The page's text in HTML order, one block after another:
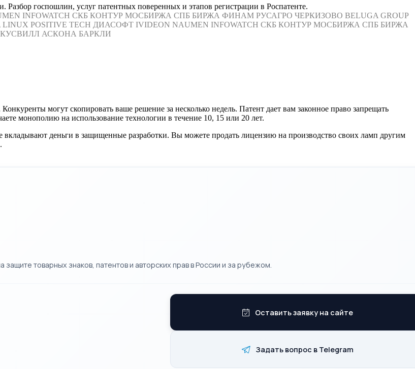
госпошлин, услуг патентных поверенных и этапов регистрации в Роспатенте.
INFOWATCH СКБ КОНТУР МОСБИРЖА СПБ БИРЖА ФИНАМ РУСАГРО ЧЕРКИЗОВО BELUGA GROUP
LINUX POSITIVE TECH ДИАСОФТ IVIDEON NAUMEN INFOWATCH СКБ КОНТУР МОСБИРЖА СПБ БИРЖА
АСКОНА БАРКЛИ
могут скопировать ваше решение за несколько недель. Патент дает вам законное право запрещать
монополию на использование технологии в течение 10, 15 или 20 лет.
деньги в защищенные разработки. Вы можете продать лицензию на производство своих ламп другим
товарных знаков, патентов и авторских прав в России и за рубежом.
Оставить заявку на сайте
Задать вопрос в Telegram